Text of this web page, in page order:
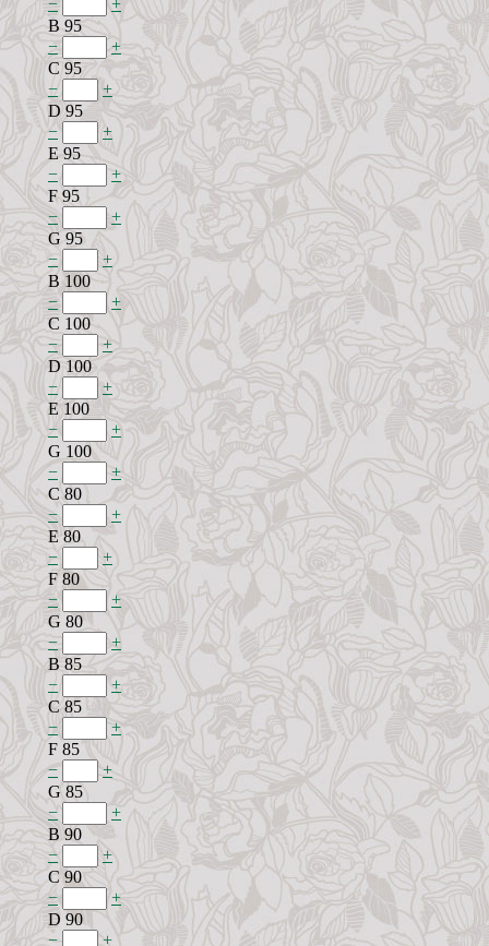
−
+
B 95
−
+
C 95
−
+
D 95
−
+
E 95
−
+
F 95
−
+
G 95
−
+
B 100
−
+
C 100
−
+
D 100
−
+
E 100
−
+
G 100
−
+
C 80
−
+
E 80
−
+
F 80
−
+
G 80
−
+
B 85
−
+
C 85
−
+
F 85
−
+
G 85
−
+
B 90
−
+
C 90
−
+
D 90
−
+